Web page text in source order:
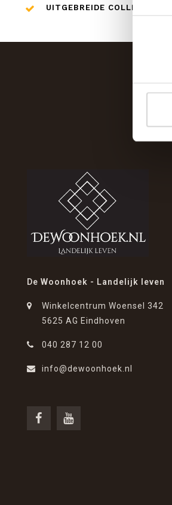
UITGEBREIDE COLLECTIE
De Woonhoek - Landelijk leven
Winkelcentrum Woensel 342
5625 AG Eindhoven
040 287 12 00
info@dewoonhoek.nl